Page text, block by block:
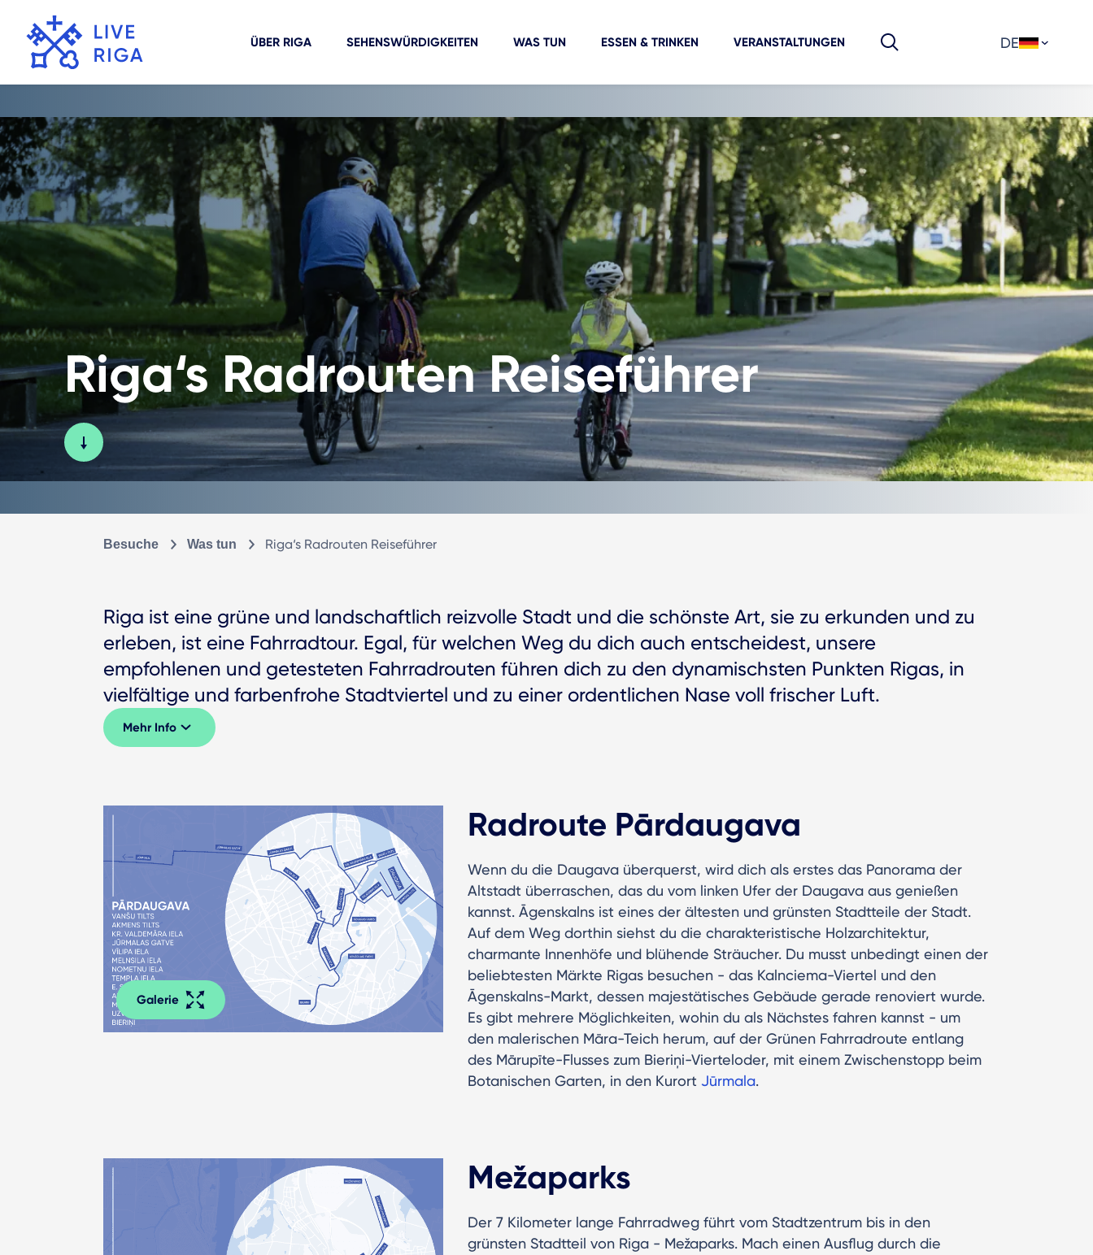
ÜBER RIGA SEHENSWÜRDIGKEITEN WAS TUN ESSEN & TRINKEN VERANSTALTUNGEN DE
Riga‘s Radrouten Reiseführer
Besuche Was tun Riga‘s Radrouten Reiseführer
Riga ist eine grüne und landschaftlich reizvolle Stadt und die schönste Art, sie zu erkunden und zu
erleben, ist eine Fahrradtour. Egal, für welchen Weg du dich auch entscheidest, unsere
empfohlenen und getesteten Fahrradrouten führen dich zu den dynamischsten Punkten Rigas, in
vielfältige und farbenfrohe Stadtviertel und zu einer ordentlichen Nase voll frischer Luft.
Mehr Info
Galerie
Radroute Pārdaugava
Wenn du die Daugava überquerst, wird dich als erstes das Panorama der
Altstadt überraschen, das du vom linken Ufer der Daugava aus genießen
kannst. Āgenskalns ist eines der ältesten und grünsten Stadtteile der Stadt.
Auf dem Weg dorthin siehst du die charakteristische Holzarchitektur,
charmante Innenhöfe und blühende Sträucher. Du musst unbedingt einen der
beliebtesten Märkte Rigas besuchen - das Kalnciema-Viertel und den
Āgenskalns-Markt, dessen majestätisches Gebäude gerade renoviert wurde.
Es gibt mehrere Möglichkeiten, wohin du als Nächstes fahren kannst - um
den malerischen Māra-Teich herum, auf der Grünen Fahrradroute entlang
des Mārupīte-Flusses zum Bieriņi-Vierteloder, mit einem Zwischenstopp beim
Botanischen Garten, in den Kurort Jūrmala.
Mežaparks
Der 7 Kilometer lange Fahrradweg führt vom Stadtzentrum bis in den
grünsten Stadtteil von Riga - Mežaparks. Mach einen Ausflug durch die